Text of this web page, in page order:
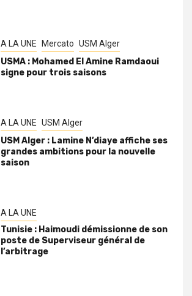
A LA UNE Mercato USM Alger
USMA : Mohamed El Amine Ramdaoui
signe pour trois saisons
A LA UNE USM Alger
USM Alger : Lamine N’diaye affiche ses
grandes ambitions pour la nouvelle
saison
A LA UNE
Tunisie : Haimoudi démissionne de son
poste de Superviseur général de
l’arbitrage